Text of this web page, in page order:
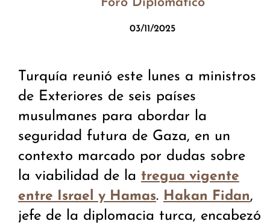
03/11/2025
Turquía reunió este lunes a ministros
de Exteriores de seis países
musulmanes para abordar la
seguridad futura de Gaza, en un
contexto marcado por dudas sobre
la viabilidad de la tregua vigente
entre Israel y Hamas. Hakan Fidan,
jefe de la diplomacia turca, encabezó